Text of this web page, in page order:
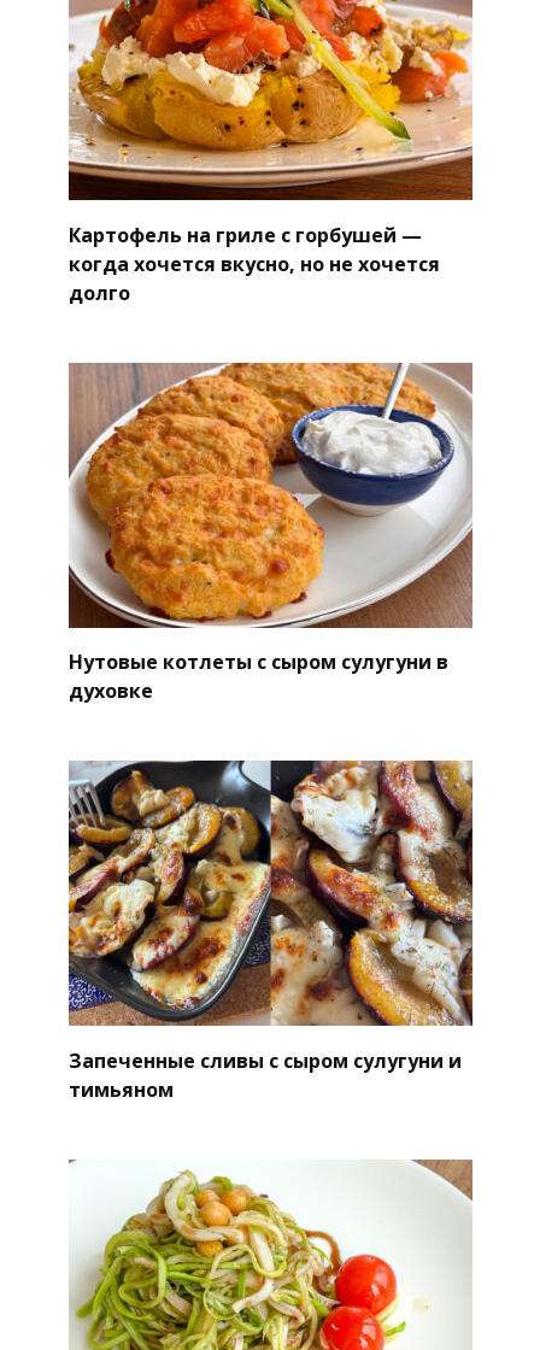
Картофель на гриле с горбушей —
когда хочется вкусно, но не хочется
долго
Нутовые котлеты с сыром сулугуни в
духовке
Запеченные сливы с сыром сулугуни и
тимьяном